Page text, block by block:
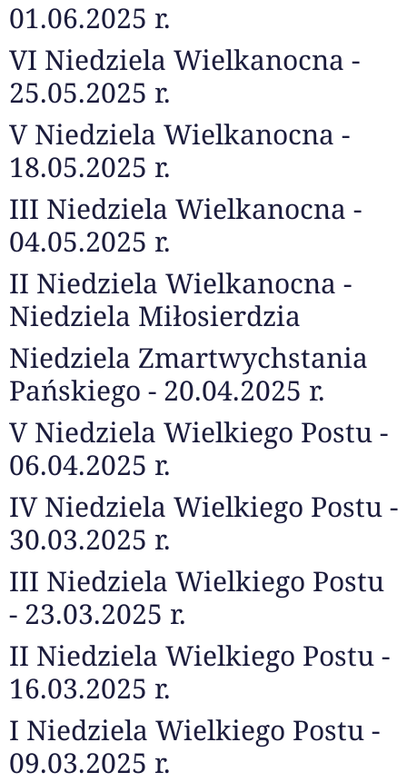
01.06.2025 r.
VI Niedziela Wielkanocna -
25.05.2025 r.
V Niedziela Wielkanocna -
18.05.2025 r.
III Niedziela Wielkanocna -
04.05.2025 r.
II Niedziela Wielkanocna -
Niedziela Miłosierdzia
Niedziela Zmartwychstania
Pańskiego - 20.04.2025 r.
V Niedziela Wielkiego Postu -
06.04.2025 r.
IV Niedziela Wielkiego Postu -
30.03.2025 r.
III Niedziela Wielkiego Postu
- 23.03.2025 r.
II Niedziela Wielkiego Postu -
16.03.2025 r.
I Niedziela Wielkiego Postu -
09.03.2025 r.